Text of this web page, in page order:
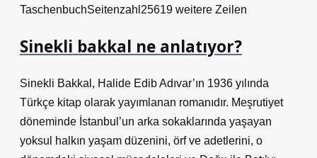
TaschenbuchSeitenzahl25619 weitere Zeilen
Sinekli bakkal ne anlatıyor?
Sinekli Bakkal, Halide Edib Adıvar’ın 1936 yılında
Türkçe kitap olarak yayımlanan romanıdır. Meşrutiyet
döneminde İstanbul’un arka sokaklarında yaşayan
yoksul halkın yaşam düzenini, örf ve adetlerini, o